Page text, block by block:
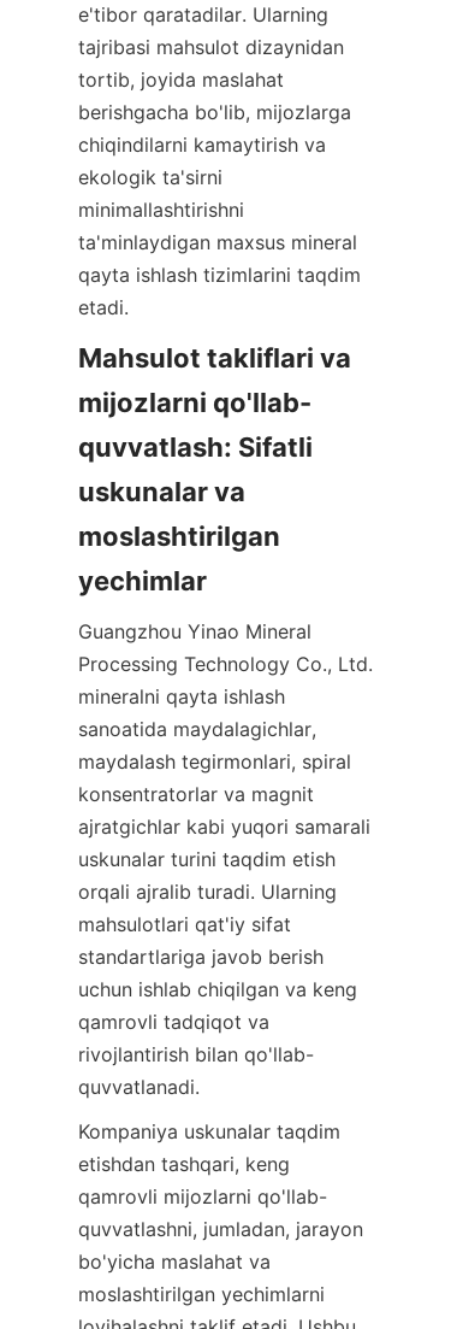
e'tibor qaratadilar. Ularning
tajribasi mahsulot dizaynidan
tortib, joyida maslahat
berishgacha bo'lib, mijozlarga
chiqindilarni kamaytirish va
ekologik ta'sirni
minimallashtirishni
ta'minlaydigan maxsus mineral
qayta ishlash tizimlarini taqdim
etadi.
Mahsulot takliflari va
mijozlarni qo'llab-
quvvatlash: Sifatli
uskunalar va
moslashtirilgan
yechimlar
Guangzhou Yinao Mineral
Processing Technology Co., Ltd.
mineralni qayta ishlash
sanoatida maydalagichlar,
maydalash tegirmonlari, spiral
konsentratorlar va magnit
ajratgichlar kabi yuqori samarali
uskunalar turini taqdim etish
orqali ajralib turadi. Ularning
mahsulotlari qat'iy sifat
standartlariga javob berish
uchun ishlab chiqilgan va keng
qamrovli tadqiqot va
rivojlantirish bilan qo'llab-
quvvatlanadi.
Kompaniya uskunalar taqdim
etishdan tashqari, keng
qamrovli mijozlarni qo'llab-
quvvatlashni, jumladan, jarayon
bo'yicha maslahat va
moslashtirilgan yechimlarni